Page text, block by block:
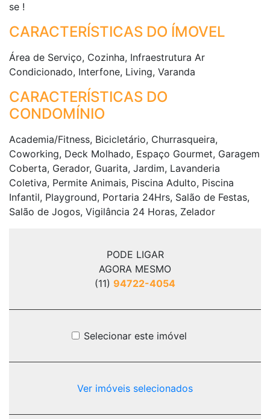
PODE LIGAR
AGORA MESMO
(11) 94722-4054
Selecionar este imóvel
Ver imóveis selecionados
se !
CARACTERÍSTICAS DO ÍMOVEL
Área de Serviço, Cozinha, Infraestrutura Ar
Condicionado, Interfone, Living, Varanda
CARACTERÍSTICAS DO
CONDOMÍNIO
Academia/Fitness, Bicicletário, Churrasqueira,
Coworking, Deck Molhado, Espaço Gourmet, Garagem
Coberta, Gerador, Guarita, Jardim, Lavanderia
Coletiva, Permite Animais, Piscina Adulto, Piscina
Infantil, Playground, Portaria 24Hrs, Salão de Festas,
Salão de Jogos, Vigilância 24 Horas, Zelador